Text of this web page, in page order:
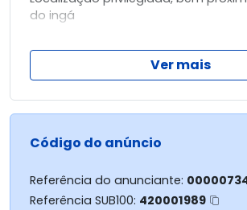
do ingá
Terreno possuí 700m² com as
comercial ou multifamiliar!
Obs.: estuda permuta por imóvel de
Entre em contato conosco!
Ver mais
Código do anúncio
Referência do anunciante:
Referência SUB100: 420001989